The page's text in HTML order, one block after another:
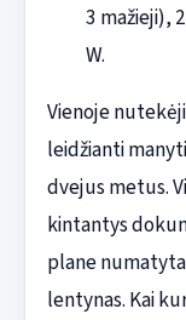
3 mažieji),
W.
Vienoje
leidžianti
dvejus metus.
kintantys
plane
lentynas. Kai